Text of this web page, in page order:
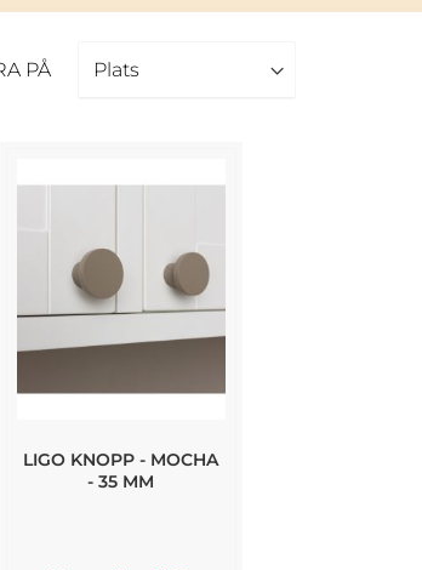
PÅ
LIGO KNOPP - MOCHA
- 35 MM